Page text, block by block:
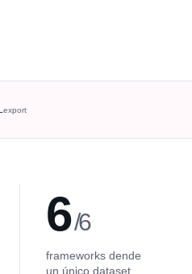
export
6/6
frameworks dende
un único dataset